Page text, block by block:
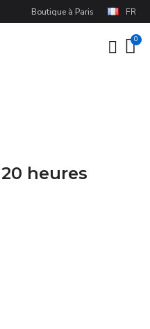
Boutique à Paris FR
heures